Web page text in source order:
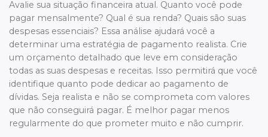
Avalie sua situação financeira atual. Quanto você pode
pagar mensalmente? Qual é sua renda? Quais são suas
despesas essenciais? Essa análise ajudará você a
determinar uma estratégia de pagamento realista. Crie
um orçamento detalhado que leve em consideração
todas as suas despesas e receitas. Isso permitirá que você
identifique quanto pode dedicar ao pagamento de
dívidas. Seja realista e não se comprometa com valores
que não conseguirá pagar. É melhor pagar menos
regularmente do que prometer muito e não cumprir.